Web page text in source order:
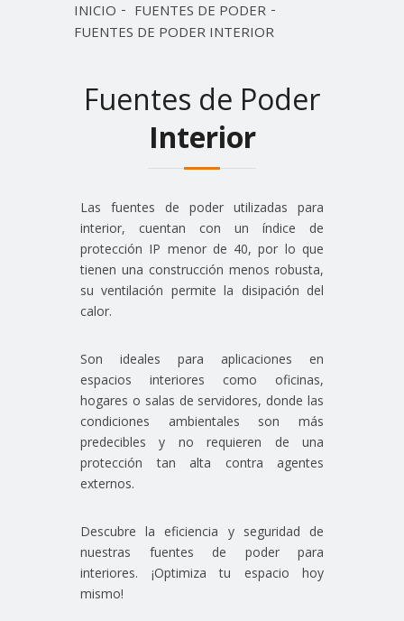
INICIO
FUENTES DE PODER
FUENTES DE PODER INTERIOR
Fuentes de Poder
Interior
Las fuentes de poder utilizadas para
interior, cuentan con un índice de
protección IP menor de 40, por lo que
tienen una construcción menos robusta,
su ventilación permite la disipación del
calor.
Son ideales para aplicaciones en
espacios interiores como oficinas,
hogares o salas de servidores, donde las
condiciones ambientales son más
predecibles y no requieren de una
protección tan alta contra agentes
externos.
Descubre la eficiencia y seguridad de
nuestras fuentes de poder para
interiores. ¡Optimiza tu espacio hoy
mismo!